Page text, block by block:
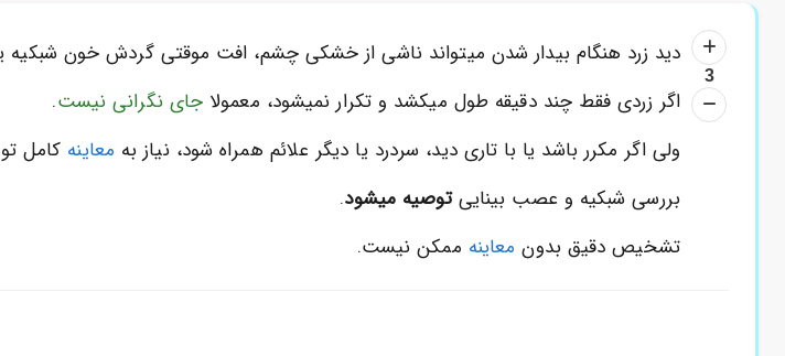
3
دید زرد هنگام بیدار شدن میتواند ناشی از خشکی چشم، افت موقتی گردش خون شبکیه یا
اگر زردی فقط چند دقیقه طول میکشد و تکرار نمیشود، معمولا جای نگرانی نیست.
ولی اگر مکرر باشد یا با تاری دید، سردرد یا دیگر علائم همراه شود، نیاز به معاینه کامل
بررسی شبکیه و عصب بیناییتوصیه میشود.
تشخیص دقیق بدون معاینه ممکن نیست.